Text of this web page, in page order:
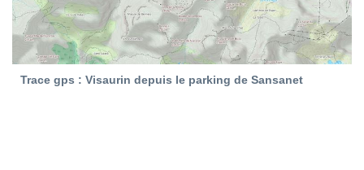
Trace gps : Visaurin depuis le parking de Sansanet